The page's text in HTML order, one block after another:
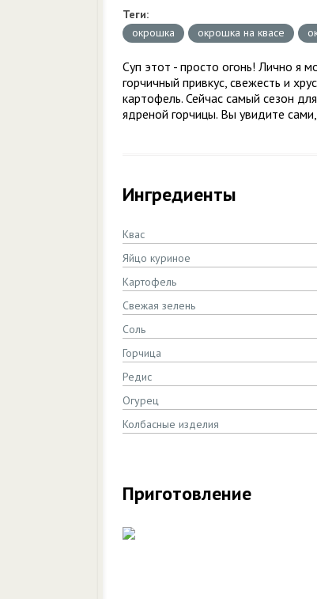
Теги:
окрошка
окрошка на квасе
Суп этот - просто огонь! Лично я
горчичный привкус, свежесть и
картофель. Сейчас самый сезон
ядреной горчицы. Вы увидите
Ингредиенты
Квас
Яйцо куриное
Картофель
Свежая зелень
Соль
Горчица
Редис
Огурец
Колбасные изделия
Приготовление